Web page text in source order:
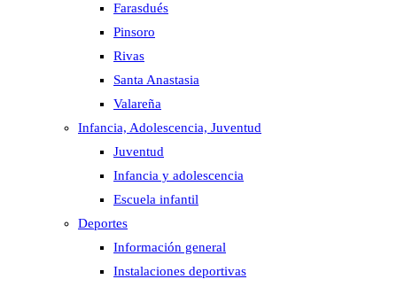
Farasdués
Pinsoro
Rivas
Santa Anastasia
Valareña
Infancia, Adolescencia, Juventud
Juventud
Infancia y adolescencia
Escuela infantil
Deportes
Información general
Instalaciones deportivas